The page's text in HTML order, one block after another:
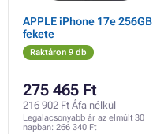
APPLE iPhone 17e 256GB
fekete
Raktáron 9 db
275 465 Ft
216 902 Ft Áfa nélkül
Legalacsonyabb ár az elmúlt 30
napban: 266 340 Ft